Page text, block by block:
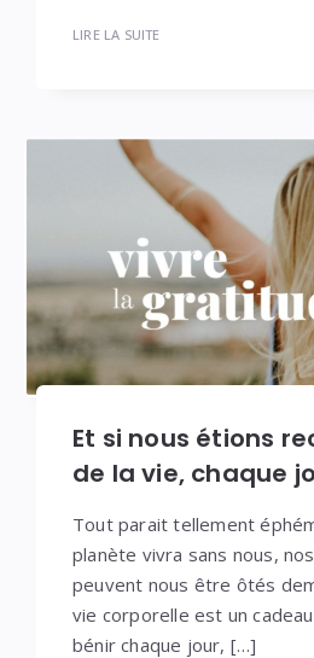
LIRE LA SUITE
Et si nous étions
de la vie, chaque
Tout parait tellement
planète vivra sans nous,
peuvent nous être ôtés
vie corporelle est un
bénir chaque jour, […]